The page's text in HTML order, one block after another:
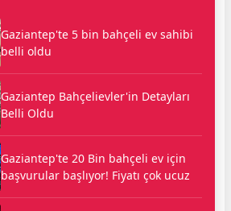
Gaziantep'te 5 bin bahçeli ev sahibi
belli oldu
Gaziantep Bahçelievler'in Detayları
Belli Oldu
Gaziantep'te 20 Bin bahçeli ev için
başvurular başlıyor! Fiyatı çok ucuz